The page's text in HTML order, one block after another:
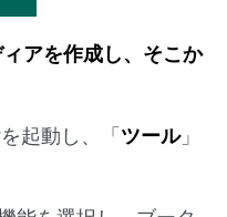
アを作成し、そこか
起動し、「 ツール」